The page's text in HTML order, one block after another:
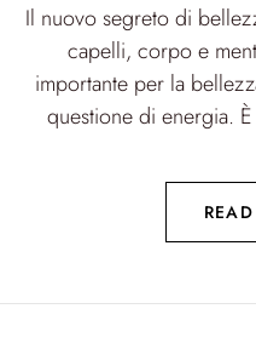
Il nuovo segreto di
capelli, corpo e
importante per la
questione di energia.